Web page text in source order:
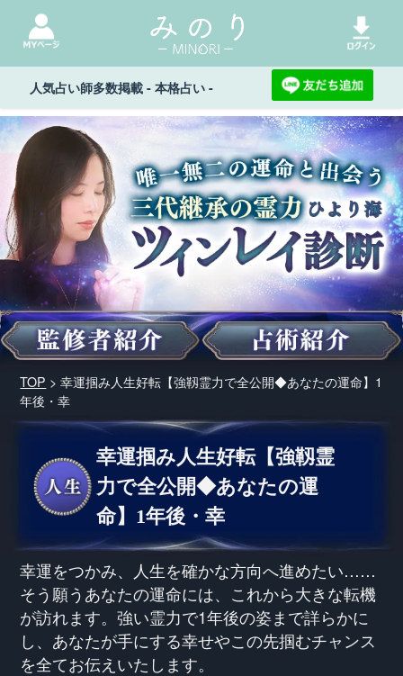
人気占い師多数掲載 - 本格占い -
TOP > 幸運掴み人生好転【強靱霊力で全公開◆あなたの運命】1
年後・幸
幸運掴み人生好転【強靱霊
力で全公開◆あなたの運
命】1年後・幸
幸運をつかみ、人生を確かな方向へ進めたい……
そう願うあなたの運命には、これから大きな転機
が訪れます。強い霊力で1年後の姿まで詳らかに
し、あなたが手にする幸せやこの先掴むチャンス
を全てお伝えいたします。